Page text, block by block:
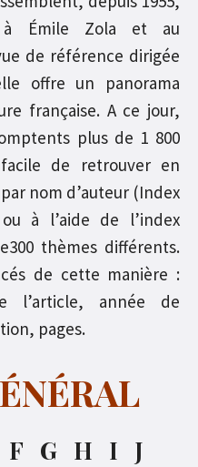
à Émile Zola et au
de référence dirigée
offre un panorama
française. A ce jour,
plus de 1 800
de retrouver en
nom d’auteur (Index
à l’aide de l’index
thèmes différents.
de cette manière :
l’article, année de
pages.
F G H I J